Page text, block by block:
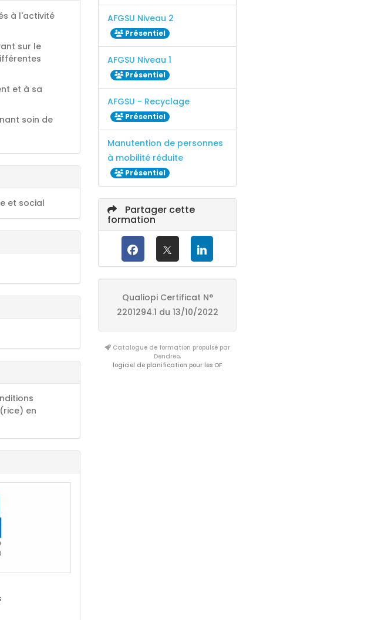
à l'activité
sur le
et à sa
soin de
et social
en
AFGSU Niveau 2
Présentiel
AFGSU Niveau 1
Présentiel
AFGSU - Recyclage
Présentiel
Manutention de personnes
à mobilité réduite
Présentiel
Partager cette
formation
Qualiopi Certificat N°
2201294.1 du 13/10/2022
Catalogue de formation propulsé par
Dendreo,
logiciel de planification pour les OF